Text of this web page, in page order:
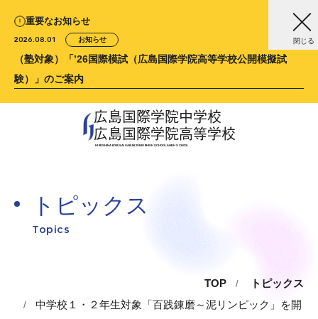
重要なお知らせ
2026.08.01 お知らせ
（塾対象）「’26国際模試（広島国際学院高等学校公開模擬試
験）」のご案内
閉じる
広島国際学院中学校
広島国際学院高等学校
HIROSHIMA KOKUSAI GAKUINJUNIOR HIGH SCHOOL &HIGH SCHOOL
トピックス
Topics
TOP
トピックス
中学校１・２年生対象「百践錬磨～泥リンピック」を開